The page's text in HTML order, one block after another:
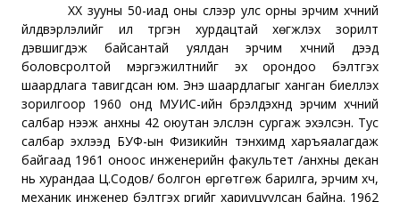
XX зууны 50-иад оны сүүлээр улс орны эрчим хүчний
үйлдвэрлэлийг илүү түргэн хурдацтай хөгжүүлэх зорилт
дэвшигдэж байсантай уялдан эрчим хүчний дээд
боловсролтой мэргэжилтнийг эх орондоо бэлтгэх
шаардлага тавигдсан юм. Энэ шаардлагыг ханган биелүүлэх
зорилгоор 1960 онд МУИС-ийн бүрэлдэхүүнд эрчим хүчний
салбар нээж анхны 42 оюутан элсүүлэн сургаж эхэлсэн. Тус
салбар эхлээд БУФ-ын Физикийн тэнхимд харъяалагдаж
байгаад 1961 оноос инженерийн факультет /анхны декан
нь хурандаа Ц.Содов/ болгон өргөтгөж барилга, эрчим хүч,
механик инженер бэлтгэх үүргийг хариуцуулсан байна. 1962